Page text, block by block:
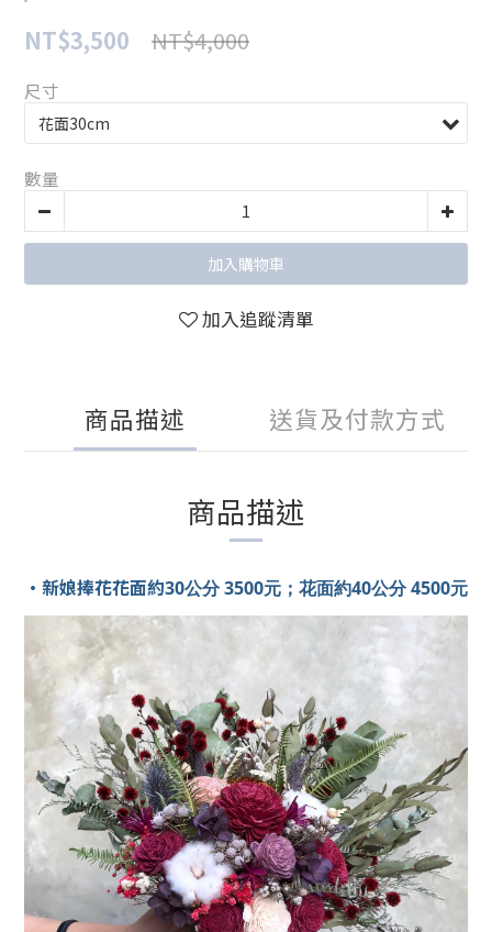
NT$4,000
NT$3,500
尺寸
數量
加入購物車
加入追蹤清單
商品描述 送貨及付款方式
商品描述
• 新娘捧花花面約30公分 3500元；花面約40公分 4500元